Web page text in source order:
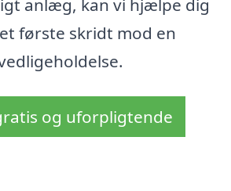
første skridt mod en
og uforpligtende